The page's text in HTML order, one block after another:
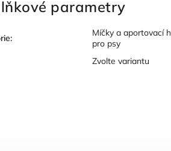
parametry
:
Míčky a aportovací
pro psy
Zvolte variantu